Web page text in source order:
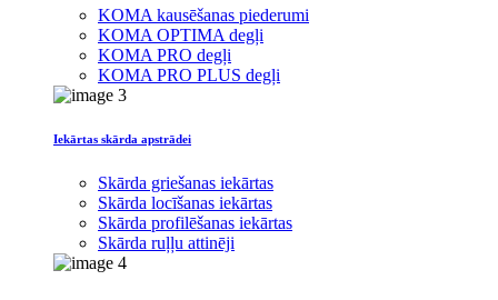
KOMA kausēšanas piederumi
KOMA OPTIMA degļi
KOMA PRO degļi
KOMA PRO PLUS degļi
Iekārtas skārda apstrādei
Skārda griešanas iekārtas
Skārda locīšanas iekārtas
Skārda profilēšanas iekārtas
Skārda ruļļu attinēji